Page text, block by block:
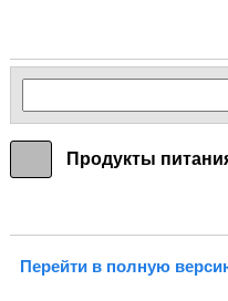
Продукты
Перейти в полную